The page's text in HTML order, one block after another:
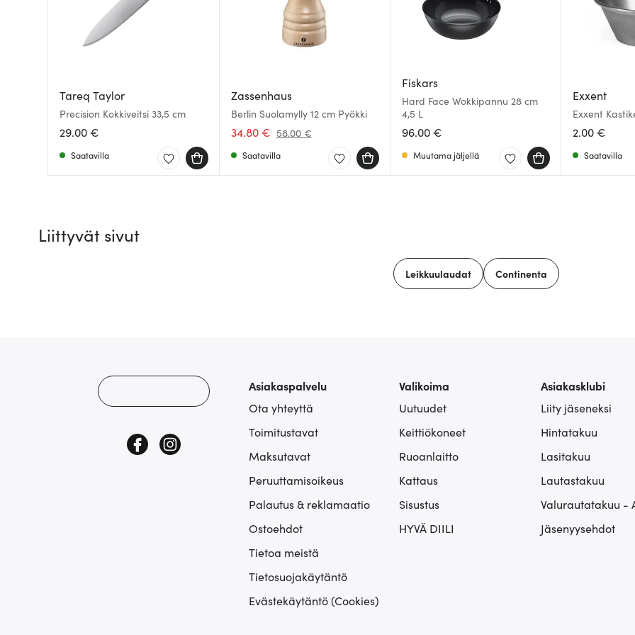
Tareq Taylor
Precision Kokkiveitsi 33,5 cm
29.00 €
Saatavilla
Zassenhaus
Berlin Suolamylly 12 cm Pyökki
34.80 € 58.00 €
Saatavilla
Fiskars
Hard Face Wokkipannu 28 cm
4,5 L
96.00 €
Muutama jäljellä
Exxent
Exxent
2.00 €
Saatavilla
Liittyvät sivut
Leikkuulaudat Continenta
Asiakaspalvelu
Ota yhteyttä
Toimitustavat
Maksutavat
Peruuttamisoikeus
Palautus & reklamaatio
Ostoehdot
Tietoa meistä
Tietosuojakäytäntö
Evästekäytäntö (Cookies)
Valikoima
Uutuudet
Keittiökoneet
Ruoanlaitto
Kattaus
Sisustus
HYVÄ DIILI
Asiakasklubi
Liity jäseneksi
Hintatakuu
Lasitakuu
Lautastakuu
Valurautatakuu -
Jäsenyysehdot